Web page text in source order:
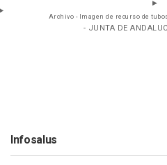
Archivo - Imagen de recurso de
- JUNTA DE
Infosalus